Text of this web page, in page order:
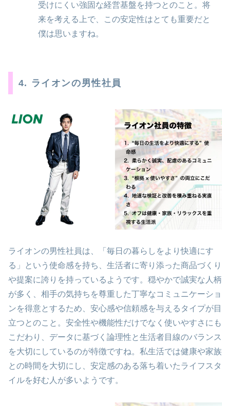
受けにくい強固な経営基盤を持つとのこと。将
来を考える上で、この安定性はとても重要だと
僕は思いますね。
4. ライオンの男性社員
ライオンの男性社員は、「毎日の暮らしをより快適にす
る」という使命感を持ち、生活者に寄り添った商品づくり
や提案に誇りを持っているようです。穏やかで誠実な人柄
が多く、相手の気持ちを尊重した丁寧なコミュニケーショ
ンを得意とするため、安心感や信頼感を与えるタイプが目
立つとのこと。安全性や機能性だけでなく使いやすさにも
こだわり、データに基づく論理性と生活者目線のバランス
を大切にしているのが特徴ですね。私生活では健康や家族
との時間を大切にし、安定感のある落ち着いたライフスタ
イルを好む人が多いようです。